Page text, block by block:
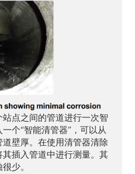
点之间的管道进行一次智
个“智能清管器”，可以从
壁厚。在使用清管器清除
插入管道中进行测量。其
少。